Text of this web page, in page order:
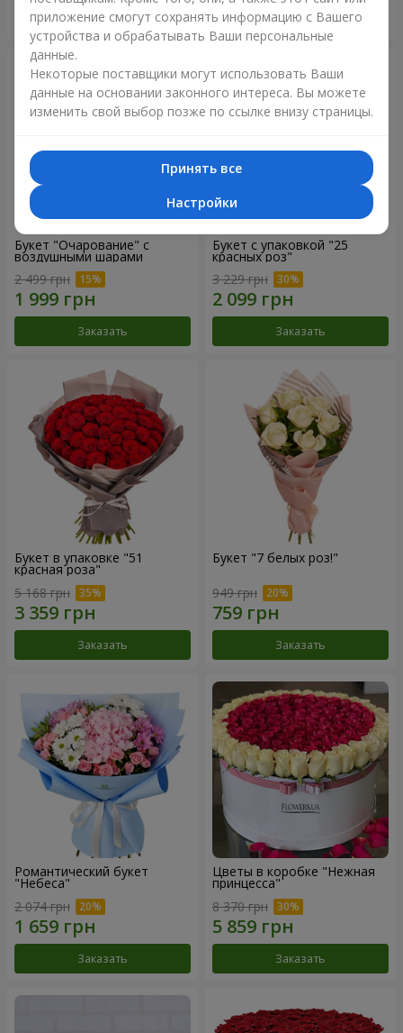
Заказать Заказать
Букет "Очарование" с
воздушными шарами
2 499 грн
Заказать
Букет с упаковкой "25
красных роз"
3 229 грн
Заказать
Букет в упаковке "51
красная роза"
5 168 грн
Заказать
Букет "7 белых роз!"
949 грн
Заказать
Романтический букет
"Небеса"
2 074 грн
Заказать
Цветы в коробке "Нежная
принцесса"
8 370 грн
Заказать
приложение смогут сохранять информацию с Вашего
устройства и обрабатывать Ваши персональные
данные.
Некоторые поставщики могут использовать Ваши
данные на основании законного интереса. Вы можете
изменить свой выбор позже по ссылке внизу страницы.
Принять все
Настройки